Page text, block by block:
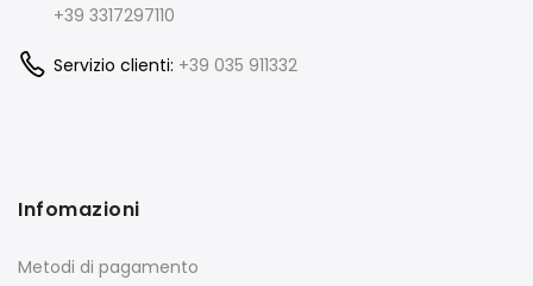
+39 3317297110
Servizio clienti: +39 035 911332
Infomazioni
Metodi di pagamento